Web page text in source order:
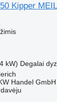
Kipper
kW) Degalai
Handel GmbH